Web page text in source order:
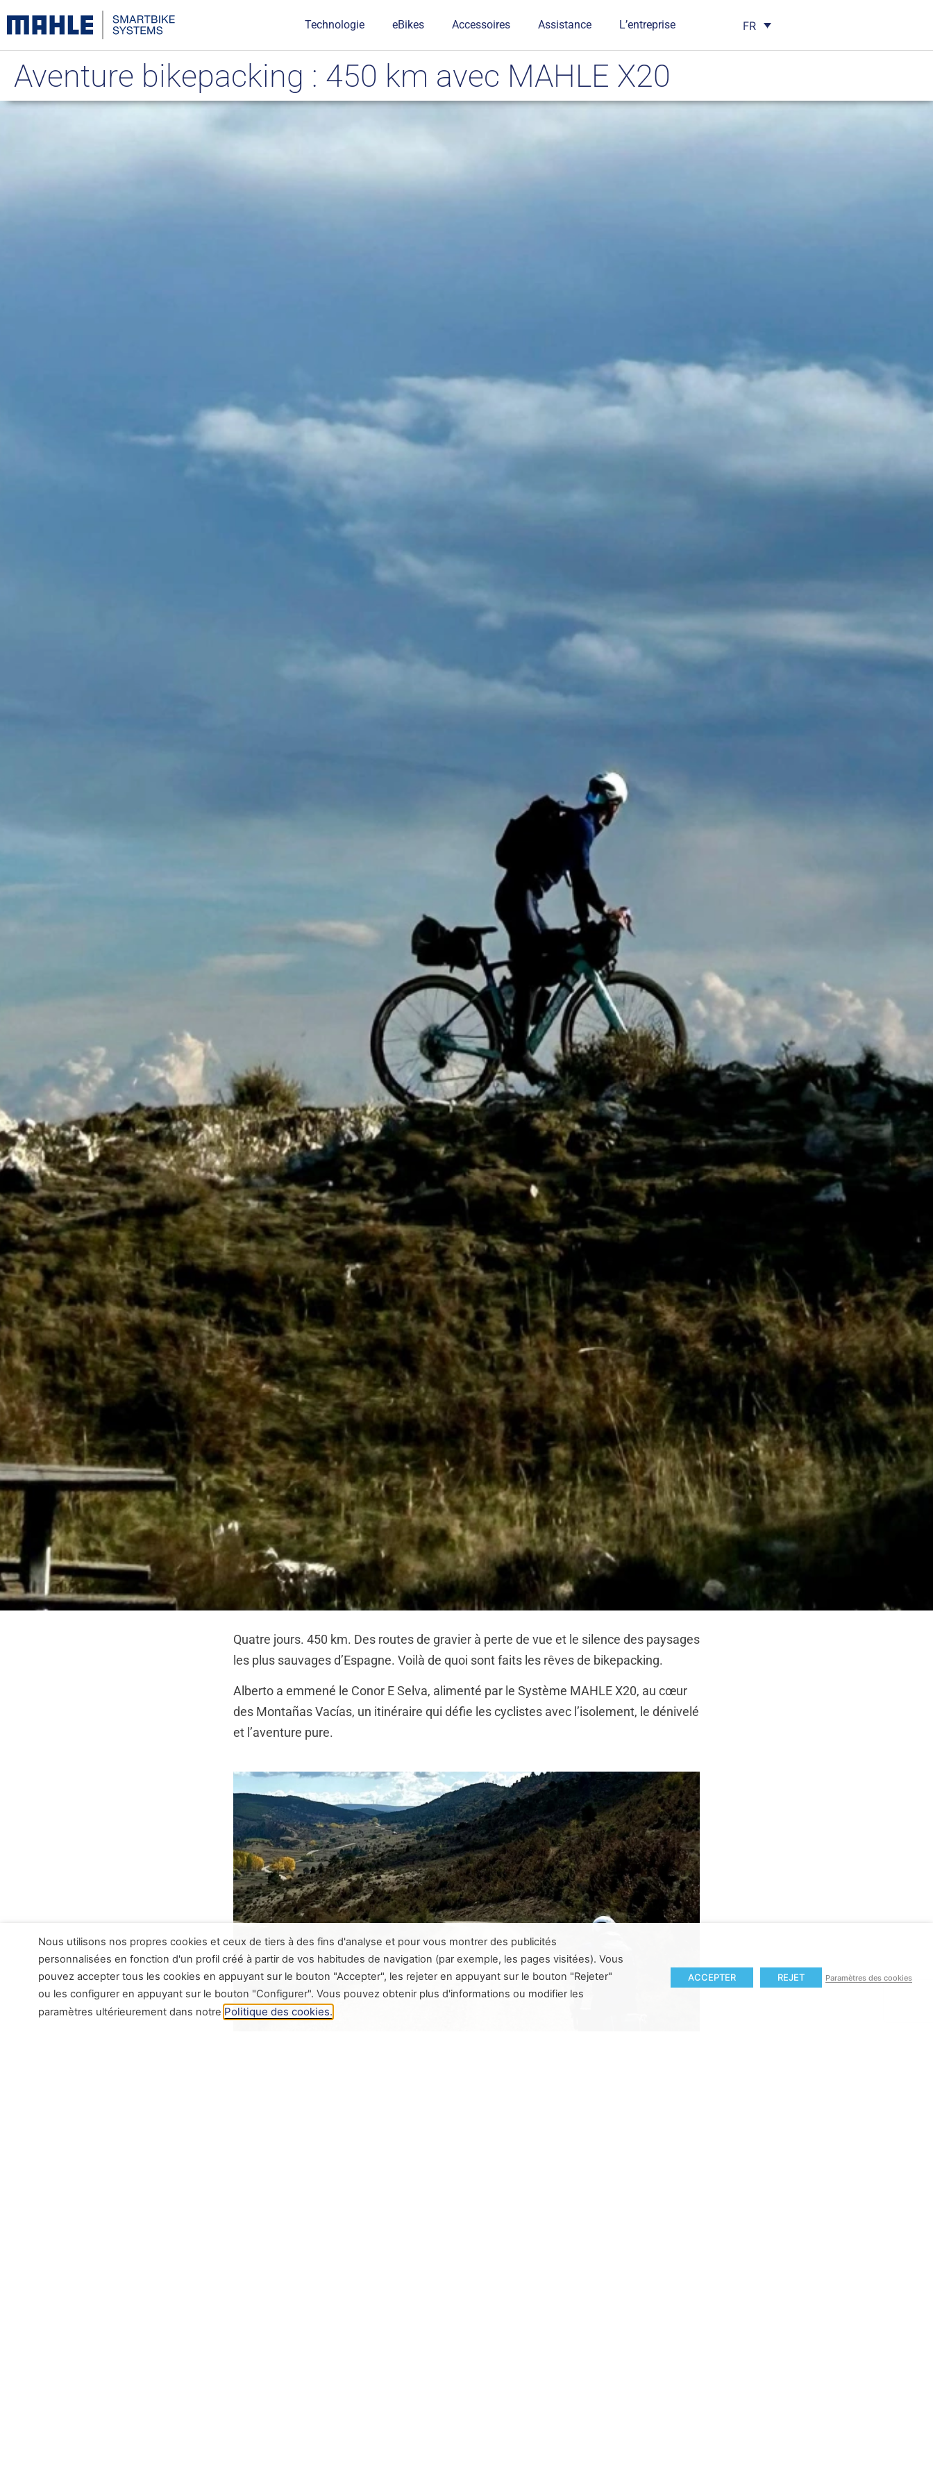
Technologie eBikes Accessoires Assistance L’entreprise FR
Aventure bikepacking : 450 km avec MAHLE X20
Quatre jours. 450 km. Des routes de gravier à perte de vue et le silence des paysages
les plus sauvages d’Espagne. Voilà de quoi sont faits les rêves de bikepacking.
Alberto a emmené le Conor E Selva, alimenté par le Système MAHLE X20, au cœur
des Montañas Vacías, un itinéraire qui défie les cyclistes avec l’isolement, le dénivelé
et l’aventure pure.
Nous utilisons nos propres cookies et ceux de tiers à des fins d'analyse et pour vous montrer des publicités
personnalisées en fonction d'un profil créé à partir de vos habitudes de navigation (par exemple, les pages visitées). Vous
pouvez accepter tous les cookies en appuyant sur le bouton "Accepter", les rejeter en appuyant sur le bouton "Rejeter"
ou les configurer en appuyant sur le bouton "Configurer". Vous pouvez obtenir plus d'informations ou modifier les
paramètres ultérieurement dans notre Politique des cookies.
ACCEPTER REJET Paramètres des cookies